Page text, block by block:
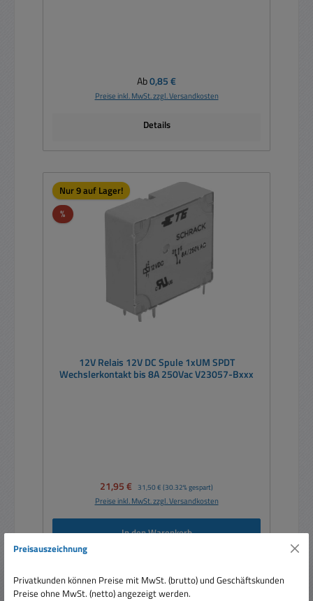
Regulärer Preis:
Ab0,85 €
Preise inkl. MwSt. zzgl. Versandkosten
Details
Nur 9 auf Lager!
%Rabatt
12V Relais 12V DC Spule 1xUM SPDT
Wechslerkontakt bis 8A 250Vac V23057-Bxxx
Verkaufspreis:
21,95 € Regulärer Preis:
31,50 € (30.32% gespart)
Preise inkl. MwSt. zzgl. Versandkosten
In den Warenkorb
Preisauszeichnung
Privatkunden können Preise mit MwSt. (brutto) und Geschäftskunden
Preise ohne MwSt. (netto) angezeigt werden.